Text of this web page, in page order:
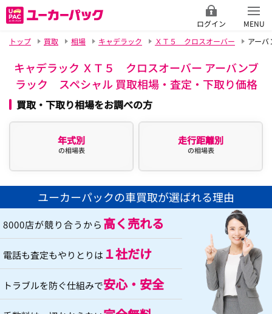
ログイン
MENU
トップ
買取 相場 キャデラック ＸＴ５ クロスオーバー アー
キャデラック ＸＴ５ クロスオーバー アーバンブ
ラック スペシャル 買取相場・査定・下取り価格
買取・下取り相場をお調べの方
年式別
の相場表
走行距離別
の相場表
ユーカーパックの車買取が選ばれる理由
8000店が競り合うから 高く売れる
電話も査定もやりとりは １社だけ
トラブルを防ぐ仕組みで安心・安全